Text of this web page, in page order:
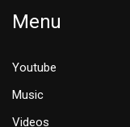
Menu
Youtube
Music
Videos